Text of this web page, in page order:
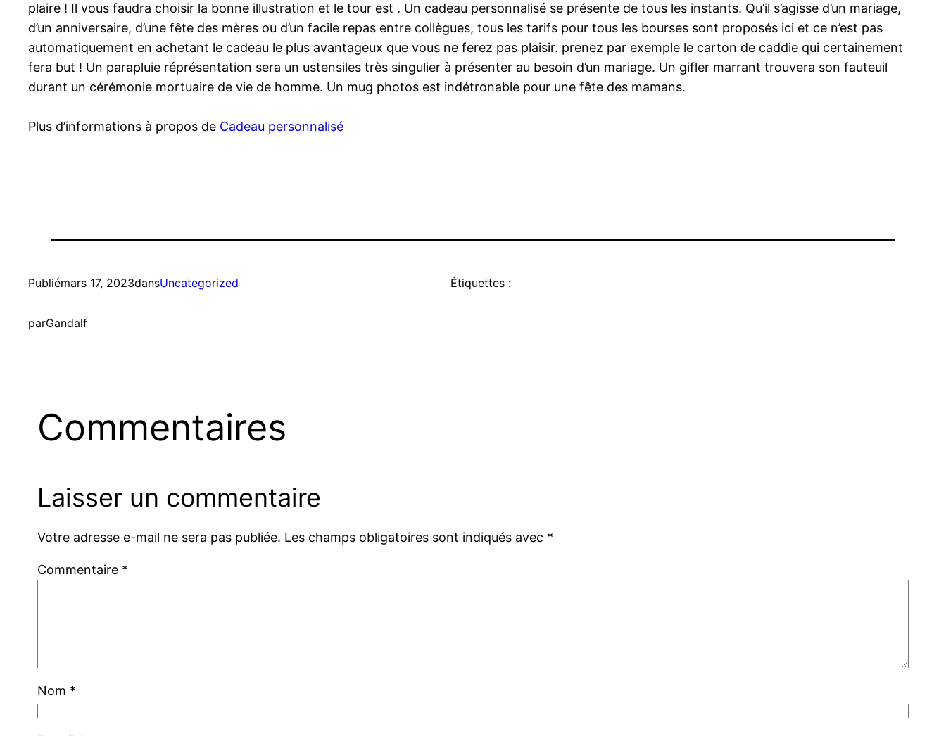
plaire ! Il vous faudra choisir la bonne illustration et le tour est . Un cadeau personnalisé se présente de tous les instants. Qu’il s’agisse d’un mariage,
d’un anniversaire, d’une fête des mères ou d’un facile repas entre collègues, tous les tarifs pour tous les bourses sont proposés ici et ce n’est pas
automatiquement en achetant le cadeau le plus avantageux que vous ne ferez pas plaisir. prenez par exemple le carton de caddie qui certainement
fera but ! Un parapluie réprésentation sera un ustensiles très singulier à présenter au besoin d’un mariage. Un gifler marrant trouvera son fauteuil
durant un cérémonie mortuaire de vie de homme. Un mug photos est indétronable pour une fête des mamans.
Plus d’informations à propos de Cadeau personnalisé
Publiémars 17, 2023dansUncategorized
parGandalf
Étiquettes :
Commentaires
Laisser un commentaire
Votre adresse e-mail ne sera pas publiée. Les champs obligatoires sont indiqués avec *
Commentaire *
Nom *